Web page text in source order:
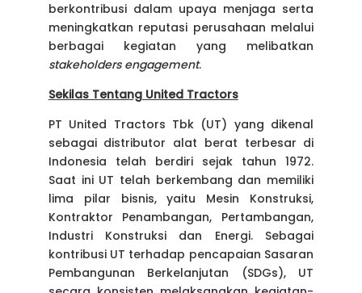
berkontribusi dalam upaya menjaga serta
meningkatkan reputasi perusahaan melalui
berbagai kegiatan yang melibatkan
stakeholders engagement.
Sekilas Tentang United Tractors
PT United Tractors Tbk (UT) yang dikenal
sebagai distributor alat berat terbesar di
Indonesia telah berdiri sejak tahun 1972.
Saat ini UT telah berkembang dan memiliki
lima pilar bisnis, yaitu Mesin Konstruksi,
Kontraktor Penambangan, Pertambangan,
Industri Konstruksi dan Energi. Sebagai
kontribusi UT terhadap pencapaian Sasaran
Pembangunan Berkelanjutan (SDGs), UT